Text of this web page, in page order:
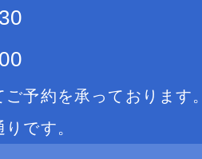
予約を承っております。
です。